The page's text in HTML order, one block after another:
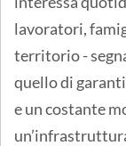
lavoratori,
territorio -
quello di
e un costante